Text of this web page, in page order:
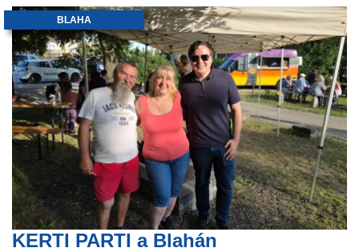
KERTI PARTI a Blahán
BLAHA